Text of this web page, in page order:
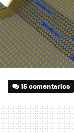
15 comentarios